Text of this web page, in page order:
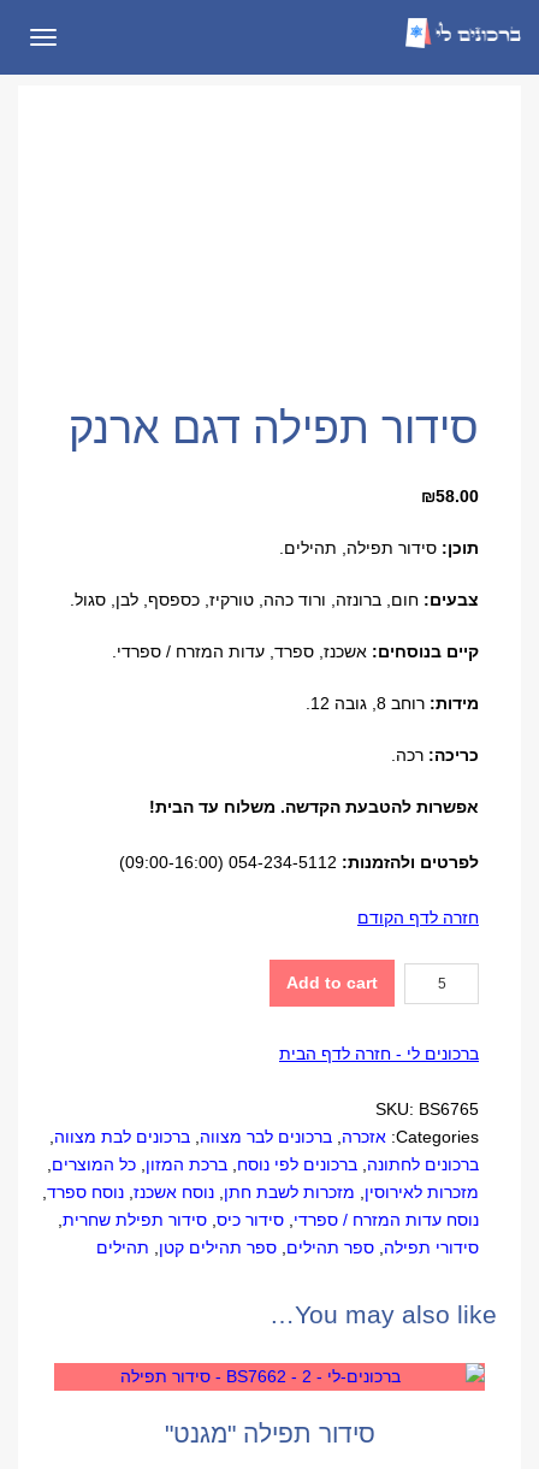
תפריט
סידור תפילה דגם ארנק
₪58.00
סידור תפילה, תהילים.
צבעים:חום, ברונזה, ורוד כהה, טורקיז, כספסף, לבן, סגול.
קיים בנוסחים:אשכנז, ספרד, עדות המזרח / ספרדי.
מידות:רוחב 8, גובה 12.
כריכה:רכה.
אפשרות להטבעת הקדשה. משלוח עד הבית!
לפרטים ולהזמנות:054-234-5112 (09:00-16:00)
חזרה לדף הקודם
תפילה
Add to cart
ברכונים לי - חזרה לדף הבית
SKU:BS6765
Categories: אזכרה,ברכונים לבר מצווה,ברכונים לבת מצווה,
ברכונים לחתונה,ברכונים לפי נוסח,ברכת המזון ,כל המוצרים,
מזכרות לאירוסין,מזכרות לשבת חתן, נוסח אשכנז,נוסח ספרד ,
נוסח עדות המזרח / ספרדי,סידור כיס,סידור תפילת שחרית,
סידורי תפילה,ספר תהילים,ספר תהילים קטן, תהילים
You may also like…
סידור תפילה "מגנט"